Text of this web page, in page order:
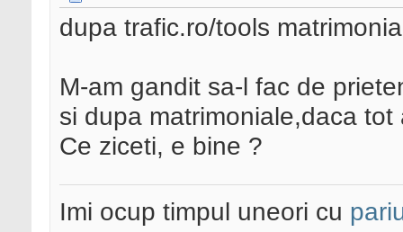
dupa trafic.ro/tools
M-am gandit sa-l fac de
si dupa matrimoniale,daca
Ce ziceti, e bine ?
Imi ocup timpul uneori cu